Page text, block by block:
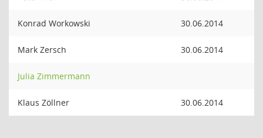
Konrad Workowski 30.06.2014
Mark Zersch 30.06.2014
Julia Zimmermann
Klaus Zöllner 30.06.2014